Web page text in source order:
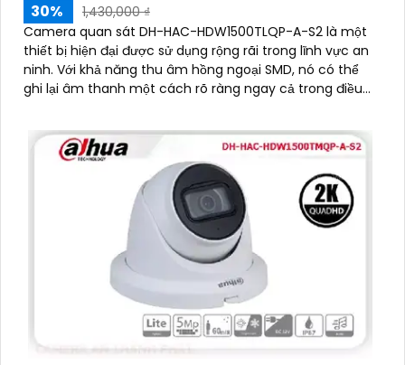
30%
1,430,000 ₫
Camera quan sát DH-HAC-HDW1500TLQP-A-S2 là một
thiết bị hiện đại được sử dụng rộng rãi trong lĩnh vực an
ninh. Với khả năng thu âm hồng ngoại SMD, nó có thể
ghi lại âm thanh một cách rõ ràng ngay cả trong điều